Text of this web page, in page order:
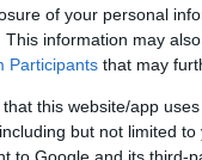
of your personal
This information may
Participants that may
that this website/app
but not limited
to Google and its third-
Központ pályázati
fontos pályázati
segítséget
nyertek és idén újra